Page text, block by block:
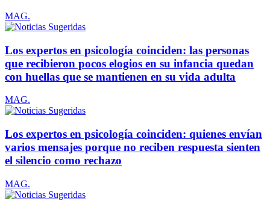
MAG.
Los expertos en psicología coinciden: las personas
que recibieron pocos elogios en su infancia quedan
con huellas que se mantienen en su vida adulta
MAG.
Los expertos en psicología coinciden: quienes envían
varios mensajes porque no reciben respuesta sienten
el silencio como rechazo
MAG.